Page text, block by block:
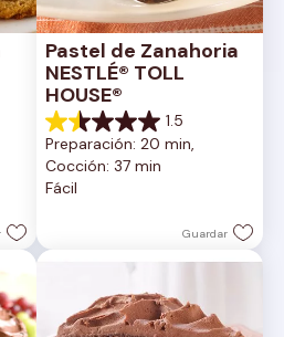
Pastel de Zanahoria
NESTLÉ® TOLL
HOUSE®
1.5
1.5
de
5
estrellas.
Preparación: 20 min,
Cocción: 37 min
Fácil
Guardar